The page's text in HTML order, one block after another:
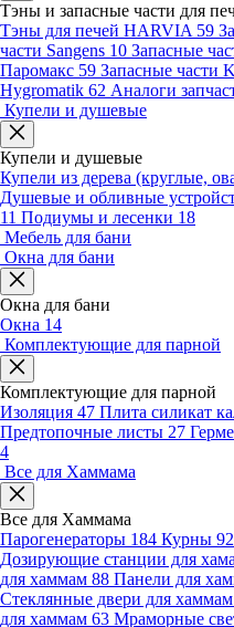
Тэны и запасные части для
Тэны для печей HARVIA 59
части Sangens 10 Запасные
Паромакс 59 Запасные части
Hygromatik 62 Аналоги
Купели и душевые
Купели и душевые
Купели из дерева (круглые,
Душевые и обливные
11 Подиумы и лесенки 18
Мебель для бани
Окна для бани
Окна для бани
Окна 14
Комплектующие для парной
Комплектующие для парной
Изоляция 47 Плита силикат
Предтопочные листы 27
4
Все для Хаммама
Все для Хаммама
Парогенераторы 184 Курны 92
Дозирующие станции для
для хаммам 88 Панели для
Стеклянные двери для хаммам
для хаммам 63 Мраморные